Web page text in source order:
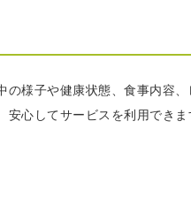
の様子や健康状態、食事内容
安心してサービスを利用でき